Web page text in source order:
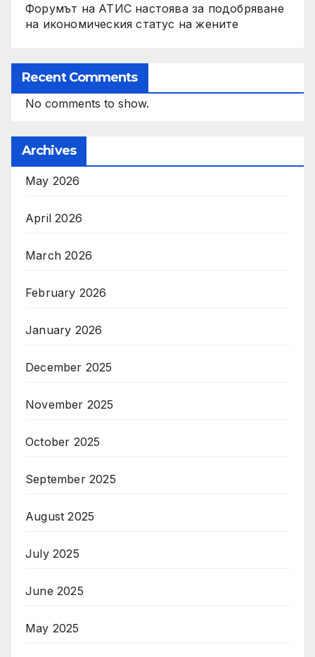
Форумът на АТИС настоява за подобряване
на икономическия статус на жените
Recent Comments
No comments to show.
Archives
May 2026
April 2026
March 2026
February 2026
January 2026
December 2025
November 2025
October 2025
September 2025
August 2025
July 2025
June 2025
May 2025